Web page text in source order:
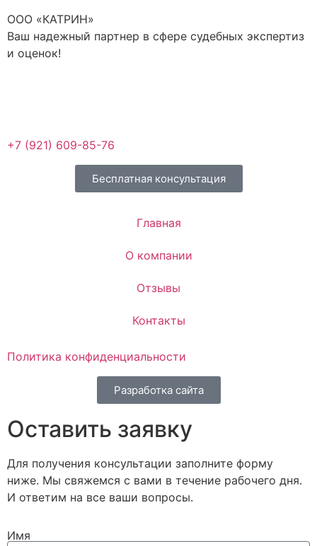
ООО «КАТРИН»
Ваш надежный партнер в сфере судебных экспертиз
и оценок!
+7 (921) 609-85-76
Бесплатная консультация
Главная
О компании
Отзывы
Контакты
Политика конфиденциальности
Разработка сайта
Оставить заявку
Для получения консультации заполните форму
ниже. Мы свяжемся с вами в течение рабочего дня.
И ответим на все ваши вопросы.​
Имя